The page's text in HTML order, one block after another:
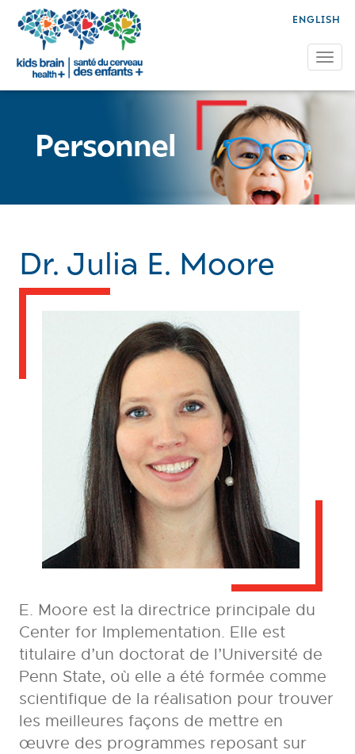
ENGLISH
Personnel
Dr. Julia E. Moore
E. Moore est la directrice principale du
Center for Implementation. Elle est
titulaire d’un doctorat de l’Université de
Penn State, où elle a été formée comme
scientifique de la réalisation pour trouver
les meilleures façons de mettre en
œuvre des programmes reposant sur